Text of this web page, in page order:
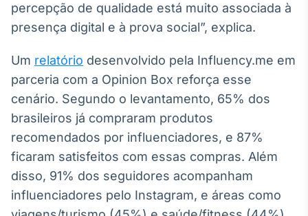
Em breve
percepção de qualidade está muito associada à
presença digital e à prova social”, explica.
Um relatório desenvolvido pela Influency.me em
parceria com a Opinion Box reforça esse
cenário. Segundo o levantamento, 65% dos
brasileiros já compraram produtos
recomendados por influenciadores, e 87%
ficaram satisfeitos com essas compras. Além
disso, 91% dos seguidores acompanham
influenciadores pelo Instagram, e áreas como